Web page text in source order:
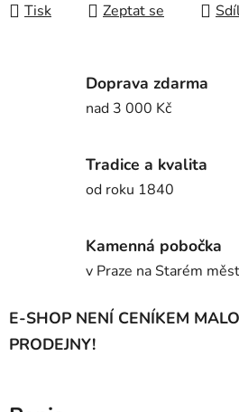
Tisk
Zeptat se
Doprava zdarma
nad 3 000 Kč
Tradice a kvalita
od roku 1840
Kamenná pobočka
v Praze na Starém
E-SHOP NENÍ CENÍKEM
PRODEJNY!